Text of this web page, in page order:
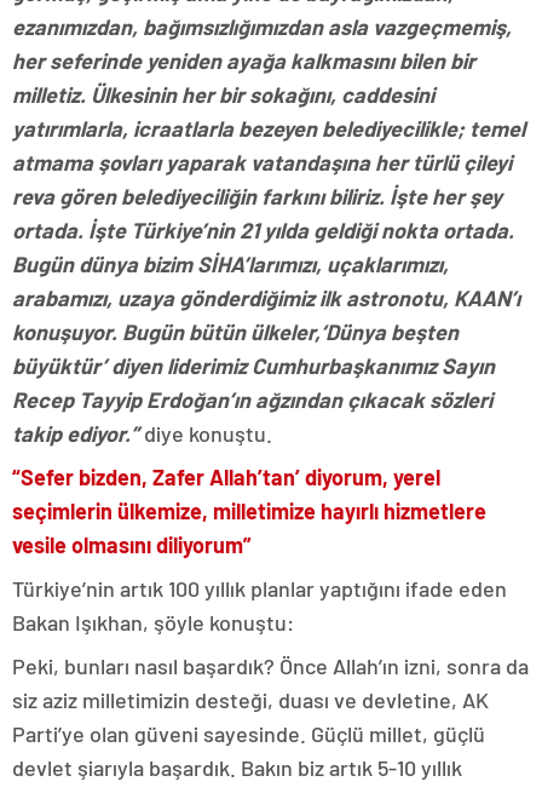
ezanımızdan, bağımsızlığımızdan asla vazgeçmemiş,
her seferinde yeniden ayağa kalkmasını bilen bir
milletiz. Ülkesinin her bir sokağını, caddesini
yatırımlarla, icraatlarla bezeyen belediyecilikle; temel
atmama şovları yaparak vatandaşına her türlü çileyi
reva gören belediyeciliğin farkını biliriz. İşte her şey
ortada. İşte Türkiye’nin 21 yılda geldiği nokta ortada.
Bugün dünya bizim SİHA’larımızı, uçaklarımızı,
arabamızı, uzaya gönderdiğimiz ilk astronotu, KAAN’ı
konuşuyor. Bugün bütün ülkeler,‘Dünya beşten
büyüktür’ diyen liderimiz Cumhurbaşkanımız Sayın
Recep Tayyip Erdoğan’ın ağzından çıkacak sözleri
takip ediyor.”diye konuştu.
“Sefer bizden, Zafer Allah’tan’ diyorum, yerel
seçimlerin ülkemize, milletimize hayırlı hizmetlere
vesile olmasını diliyorum”
Türkiye’nin artık 100 yıllık planlar yaptığını ifade eden
Bakan Işıkhan, şöyle konuştu:
Peki, bunları nasıl başardık? Önce Allah’ın izni, sonra da
siz aziz milletimizin desteği, duası ve devletine, AK
Parti’ye olan güveni sayesinde. Güçlü millet, güçlü
devlet şiarıyla başardık. Bakın biz artık 5-10 yıllık